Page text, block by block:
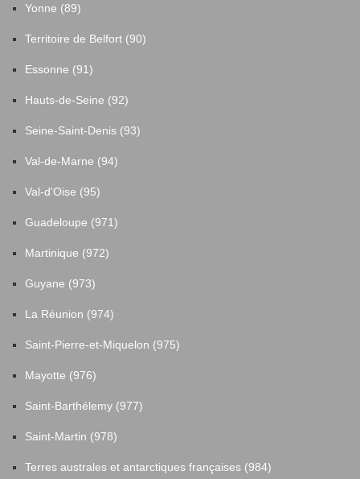
Yonne (89)
Territoire de Belfort (90)
Essonne (91)
Hauts-de-Seine (92)
Seine-Saint-Denis (93)
Val-de-Marne (94)
Val-d'Oise (95)
Guadeloupe (971)
Martinique (972)
Guyane (973)
La Réunion (974)
Saint-Pierre-et-Miquelon (975)
Mayotte (976)
Saint-Barthélemy (977)
Saint-Martin (978)
Terres australes et antarctiques françaises (984)